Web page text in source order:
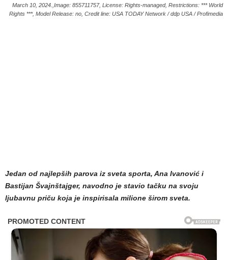
March 10, 2024.,Image: 855711757, License: Rights-managed, Restrictions: *** World
Rights ***, Model Release: no, Credit line: USA TODAY Network / ddp USA / Profimedia
Jedan od najlepših parova iz sveta sporta, Ana Ivanović i
Bastijan Švajnštajger, navodno je stavio tačku na svoju
ljubavnu priču koja je inspirisala milione širom sveta.